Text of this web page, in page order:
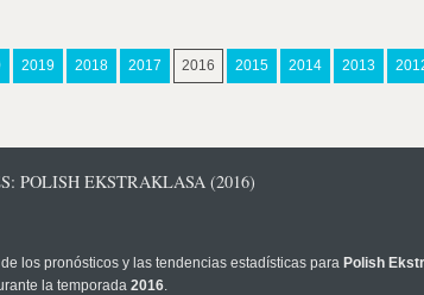
2019 2018 2017 2016 2015 2014 2013
POLISH EKSTRAKLASA (2016)
los pronósticos y las tendencias estadísticas para Polish
la temporada 2016.